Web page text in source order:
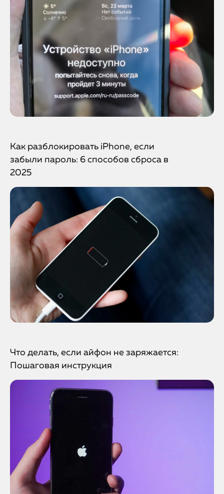
Как разблокировать iPhone, если
забыли пароль: 6 способов сброса в
2025
Что делать, если айфон не заряжается:
Пошаговая инструкция